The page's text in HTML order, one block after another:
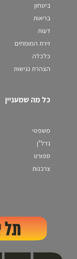
ביטחון
בריאות
דעות
זירת המומחים
כלכלה
הצהרת נגישות
כל מה שמעניין
משפטי
נדל"ן
ספורט
צרכנות